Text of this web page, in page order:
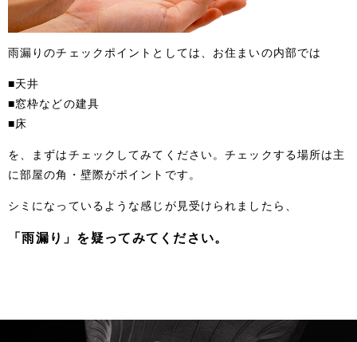
雨漏りのチェックポイントとしては、お住まいの内部では
■天井
■窓枠などの建具
■床
を、まずはチェックしてみてください。チェックする場所は主
に部屋の角・壁際がポイントです。
シミになっているような感じが見受けられましたら、
「雨漏り」を疑ってみてください。